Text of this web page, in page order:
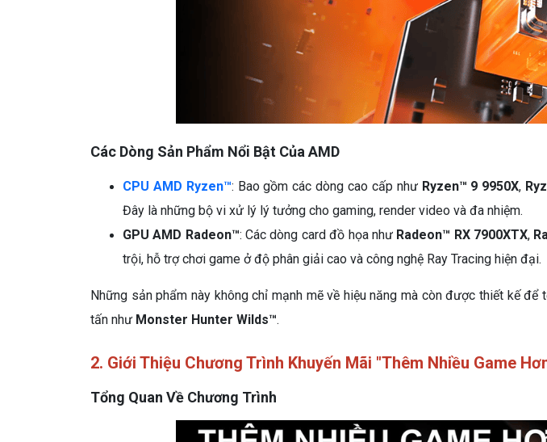
Các Dòng Sản Phẩm Nổi Bật Của AMD
CPU AMD Ryzen™: Bao gồm các dòng cao cấp như Ryzen™ 9 9950X,
Đây là những bộ vi xử lý lý tưởng cho gaming, render video và đa nhiệm.
GPU AMD Radeon™: Các dòng card đồ họa như Radeon™ RX 7900XTX,
trội, hỗ trợ chơi game ở độ phân giải cao và công nghệ Ray Tracing hiện đại.
Những sản phẩm này không chỉ mạnh mẽ về hiệu năng mà còn được thiết kế
tấn như Monster Hunter Wilds™.
2. Giới Thiệu Chương Trình Khuyến Mãi "Thêm Nhiều Game
Tổng Quan Về Chương Trình